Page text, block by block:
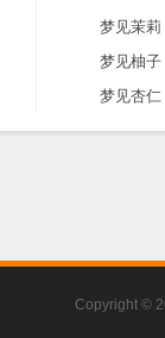
梦见茉莉
梦见柚子
梦见杏仁
Copyright ©